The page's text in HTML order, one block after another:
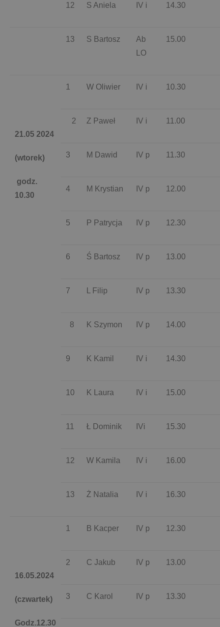
12 S Aniela IV i 14.30
13 S Bartosz
Ab
LO
15.00
21.05 2024
(wtorek)
godz.
10.30
1 W Oliwier IV i 10.30
2 Z Paweł IV i 11.00
3 M Dawid IV p 11.30
4 M Krystian IV p 12.00
5 P Patrycja IV p 12.30
6 Ś Bartosz IV p 13.00
7 L Filip IV p 13.30
8 K Szymon IV p 14.00
9 K Kamil IV i 14.30
10 K Laura IV i 15.00
11 Ł Dominik IVi 15.30
12 W Kamila IV i 16.00
13 Ż Natalia IV i 16.30
16.05.2024
(czwartek)
Godz.12.30
1 B Kacper IV p 12.30
2 C Jakub IV p 13.00
3 C Karol IV p 13.30